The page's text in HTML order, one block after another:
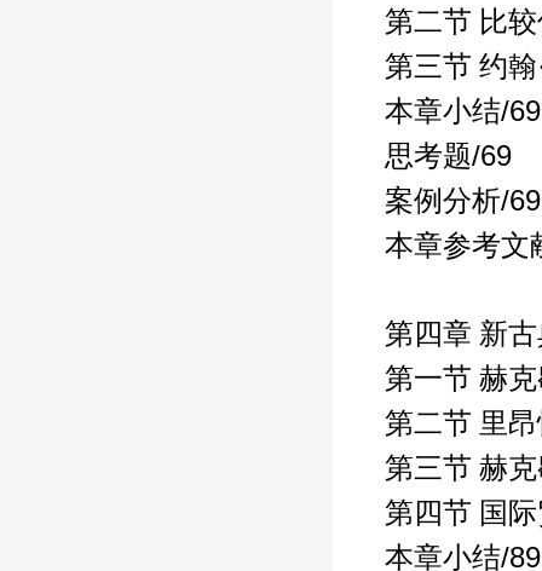
第二节 比
第三节 约
本章小结/69
思考题/69
案例分析/69
本章参考文
第四章 新
第一节 赫
第二节 里
第三节 赫
第四节 国
本章小结/89